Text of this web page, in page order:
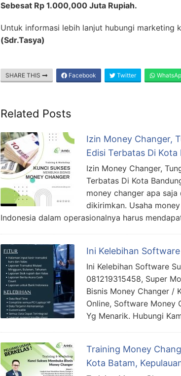
Sebesat Rp 1.000,000 Juta Rupiah.
Untuk informasi lebih lanjut hubungi marketing
(Sdr.Tasya)
SHARE THIS Facebook Twitter
Related Posts
Izin Money Changer,
Edisi Terbatas Di
Izin Money Changer,
Terbatas Di Kota
money changer apa
dikirimkan. Usaha
Indonesia dalam operasionalnya harus
Ini Kelebihan
Ini Kelebihan Software
081219315458, Super
Bisnis Money Changer /
Online, Software Money
Yg Menarik. Hubungi
Training Money
Kota Batam,